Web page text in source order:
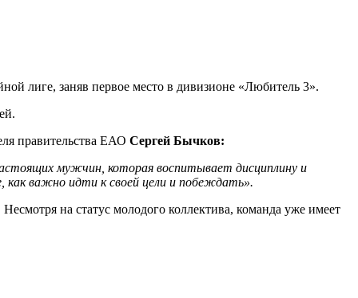
лиге, заняв первое место в дивизионе «Любитель 3».
правительства ЕАО Сергей Бычков:
мужчин, которая воспитывает дисциплину и
как важно идти к своей цели и побеждать».
на статус молодого коллектива, команда уже имеет